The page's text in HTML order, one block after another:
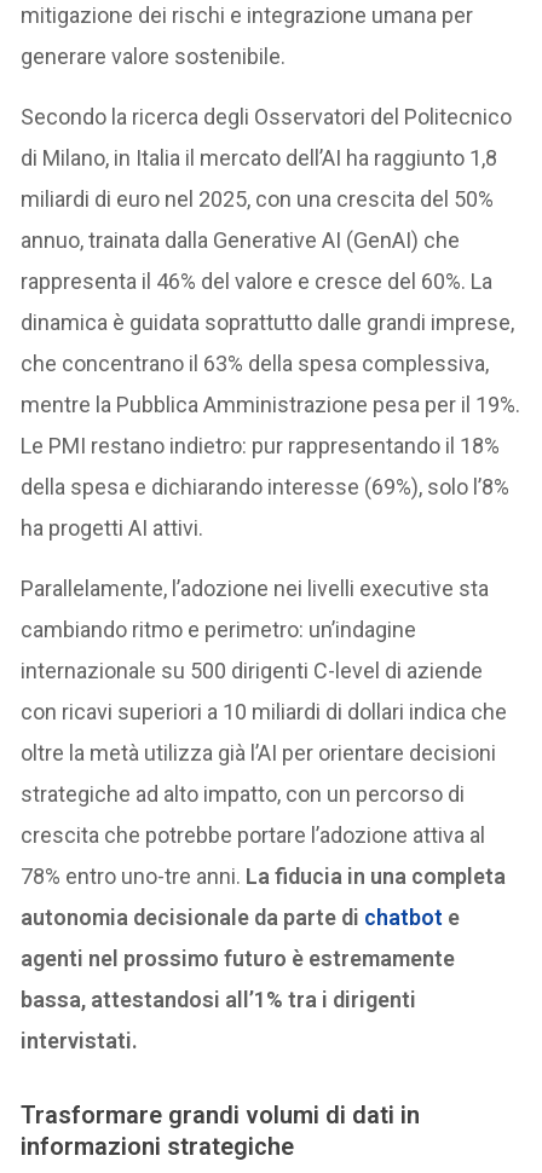
mitigazione dei rischi e integrazione umana per
generare valore sostenibile.
Secondo la ricerca degli Osservatori del Politecnico
di Milano, in Italia il mercato dell’AI ha raggiunto 1,8
miliardi di euro nel 2025, con una crescita del 50%
annuo, trainata dalla Generative AI (GenAI) che
rappresenta il 46% del valore e cresce del 60%. La
dinamica è guidata soprattutto dalle grandi imprese,
che concentrano il 63% della spesa complessiva,
mentre la Pubblica Amministrazione pesa per il 19%.
Le PMI restano indietro: pur rappresentando il 18%
della spesa e dichiarando interesse (69%), solo l’8%
ha progetti AI attivi.
Parallelamente, l’adozione nei livelli executive sta
cambiando ritmo e perimetro: un’indagine
internazionale su 500 dirigenti C-level di aziende
con ricavi superiori a 10 miliardi di dollari indica che
oltre la metà utilizza già l’AI per orientare decisioni
strategiche ad alto impatto, con un percorso di
crescita che potrebbe portare l’adozione attiva al
78% entro uno-tre anni. La fiducia in una completa
autonomia decisionale da parte di chatbot e
agenti nel prossimo futuro è estremamente
bassa, attestandosi all’1% tra i dirigenti
intervistati.
Trasformare grandi volumi di dati in
informazioni strategiche